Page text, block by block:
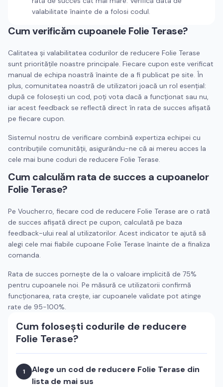
valabilitate înainte de a folosi codul.
Cum verificăm cupoanele Folie Terase?
Calitatea și valabilitatea codurilor de reducere Folie Terase
sunt prioritățile noastre principale. Fiecare cupon este verificat
manual de echipa noastră înainte de a fi publicat pe site. În
plus, comunitatea noastră de utilizatori joacă un rol esențial:
după ce folosești un cod, poți vota dacă a funcționat sau nu,
iar acest feedback se reflectă direct în rata de succes afișată
pe fiecare cupon.
Sistemul nostru de verificare combină expertiza echipei cu
contribuțiile comunității, asigurându-ne că ai mereu acces la
cele mai bune coduri de reducere Folie Terase.
Cum calculăm rata de succes a cupoanelor
Folie Terase?
Pe Voucher.ro, fiecare cod de reducere Folie Terase are o rată
de succes afișată direct pe cupon, calculată pe baza
feedback-ului real al utilizatorilor. Acest indicator te ajută să
alegi cele mai fiabile cupoane Folie Terase înainte de a finaliza
comanda.
Rata de succes pornește de la o valoare implicită de 75%
pentru cupoanele noi. Pe măsură ce utilizatorii confirmă
funcționarea, rata crește, iar cupoanele validate pot atinge
rate de 95-100%.
Cum folosești codurile de reducere
Folie Terase?
1 Alege un cod de reducere Folie Terase din
lista de mai sus